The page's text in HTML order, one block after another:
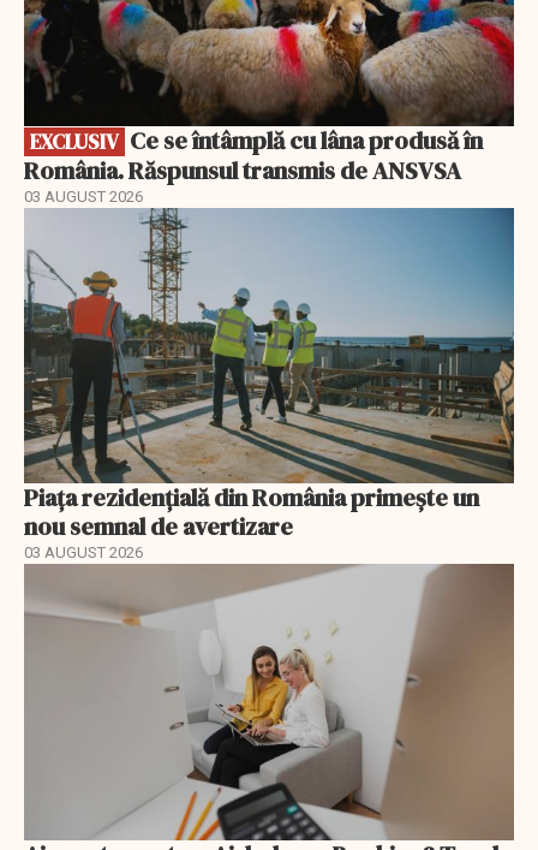
EXCLUSIV
România. Răspunsul transmis de ANSVSA
03 AUGUST 2026
Piața rezidențială din România primește un
nou semnal de avertizare
03 AUGUST 2026